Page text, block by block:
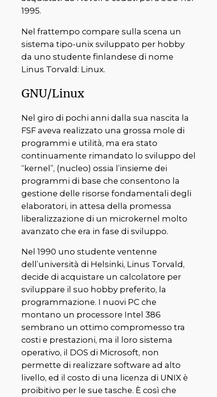
1995.
Nel frattempo compare sulla scena un
sistema tipo-unix sviluppato per hobby
da uno studente finlandese di nome
Linus Torvald: Linux.
GNU/Linux
Nel giro di pochi anni dalla sua nascita la
FSF aveva realizzato una grossa mole di
programmi e utilità, ma era stato
continuamente rimandato lo sviluppo del
“kernel”, (nucleo) ossia l’insieme dei
programmi di base che consentono la
gestione delle risorse fondamentali degli
elaboratori, in attesa della promessa
liberalizzazione di un microkernel molto
avanzato che era in fase di sviluppo.
Nel 1990 uno studente ventenne
dell’università di Helsinki, Linus Torvald,
decide di acquistare un calcolatore per
sviluppare il suo hobby preferito, la
programmazione. I nuovi PC che
montano un processore Intel 386
sembrano un ottimo compromesso tra
costi e prestazioni, ma il loro sistema
operativo, il DOS di Microsoft, non
permette di realizzare software ad alto
livello, ed il costo di una licenza di UNIX è
proibitivo per le sue tasche. È così che